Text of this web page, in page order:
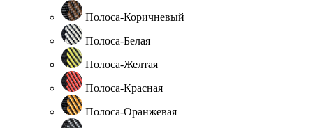
Полоса-Коричневый
Полоса-Белая
Полоса-Желтая
Полоса-Красная
Полоса-Оранжевая